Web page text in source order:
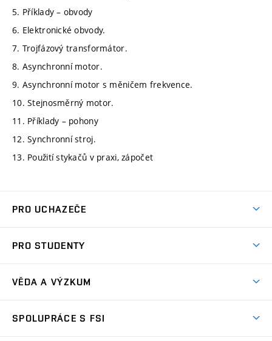
5. Příklady – obvody
6. Elektronické obvody.
7. Trojfázový transformátor.
8. Asynchronní motor.
9. Asynchronní motor s měničem frekvence.
10. Stejnosměrný motor.
11. Příklady – pohony
12. Synchronní stroj.
13. Použití stykačů v praxi, zápočet
PRO UCHAZEČE
Ambasadoři studia
Zápisy
PRO STUDENTY
Studijní předpisy
VĚDA A VÝZKUM
SPOLUPRÁCE S FSI